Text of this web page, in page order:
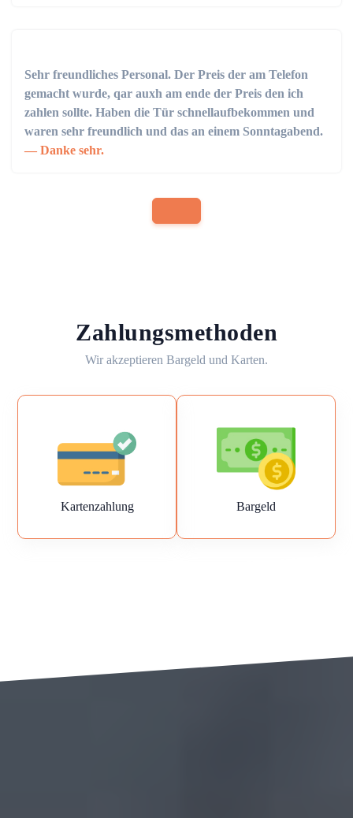
Sehr freundliches Personal. Der Preis der am Telefon
gemacht wurde, qar auxh am ende der Preis den ich
zahlen sollte. Haben die Tür schnellaufbekommen und
waren sehr freundlich und das an einem Sonntagabend.
Danke sehr.
Zahlungsmethoden
Wir akzeptieren Bargeld und Karten.
Kartenzahlung Bargeld